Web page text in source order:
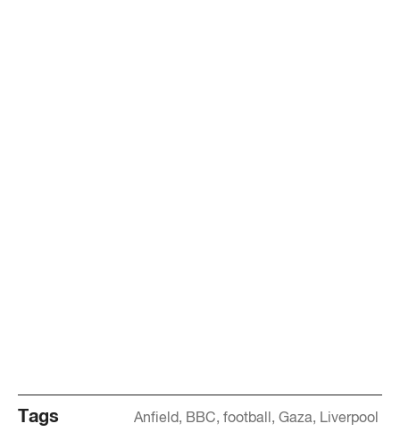
Tags Anfield BBC football Gaza Liverpool